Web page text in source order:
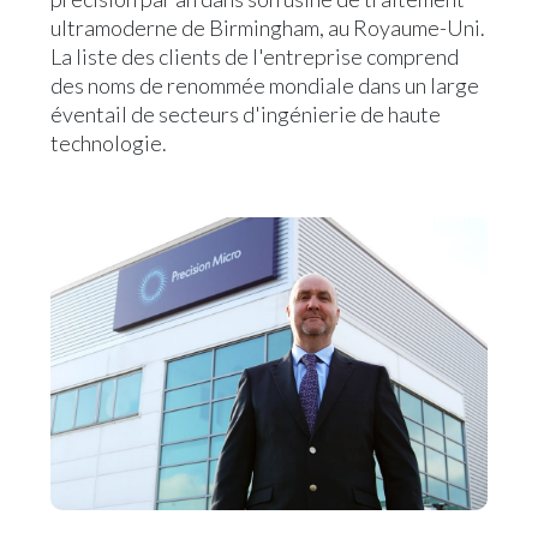
ultramoderne de Birmingham, au Royaume-Uni.
La liste des clients de l'entreprise comprend
des noms de renommée mondiale dans un large
éventail de secteurs d'ingénierie de haute
technologie.